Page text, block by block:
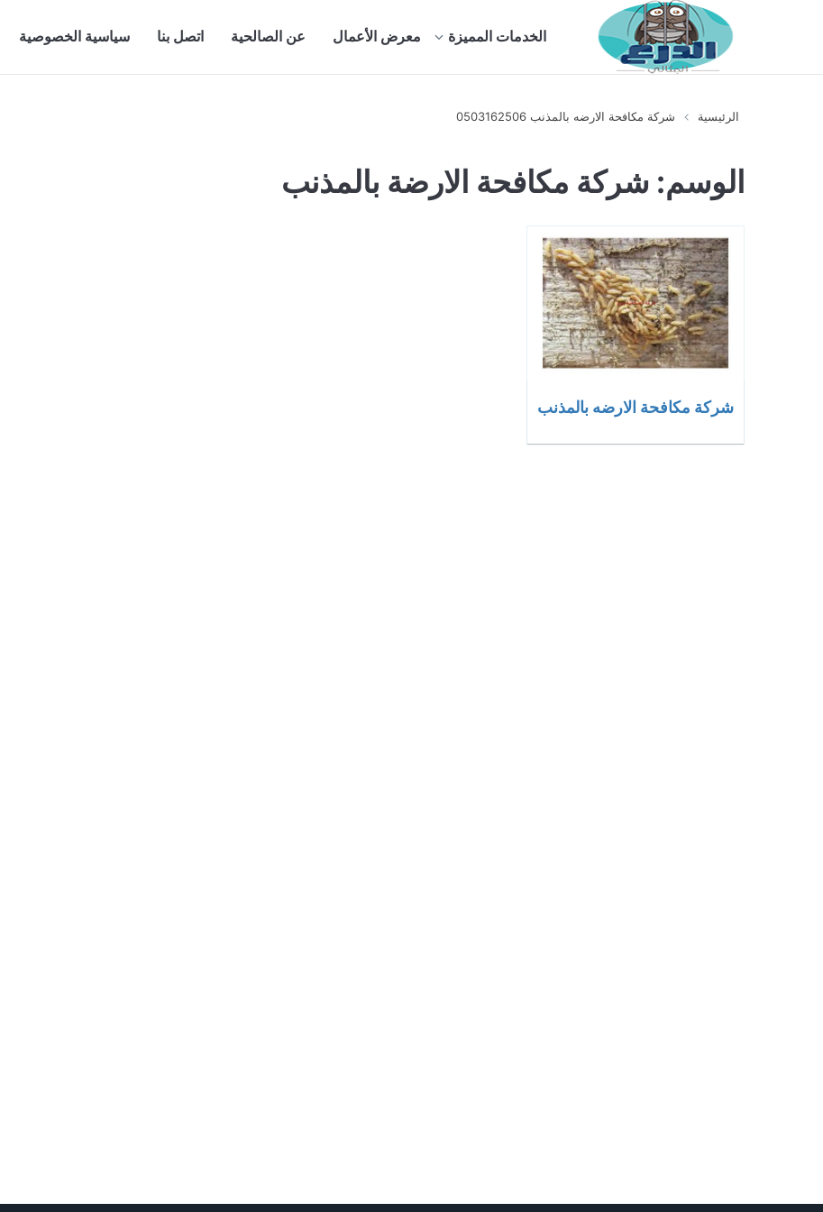
الخدمات المميزة معرض الأعمال عن الصالحية اتصل بنا سياسية الخصوصية
الرئيسية شركة مكافحة الارضه بالمذنب 0503162506
الوسم: شركة مكافحة الارضة بالمذنب
شركة مكافحة الارضه بالمذنب